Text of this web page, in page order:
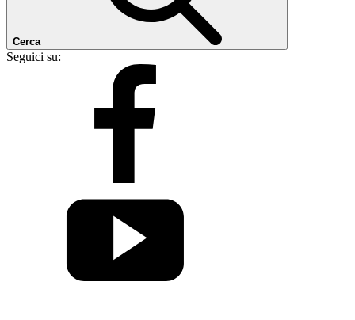
Cerca
Seguici su: